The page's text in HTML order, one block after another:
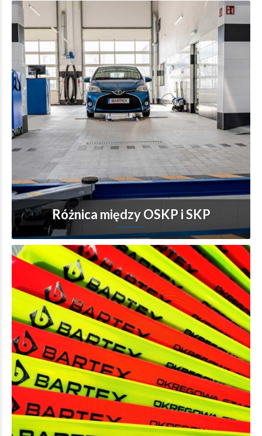
Różnica między OSKP i SKP